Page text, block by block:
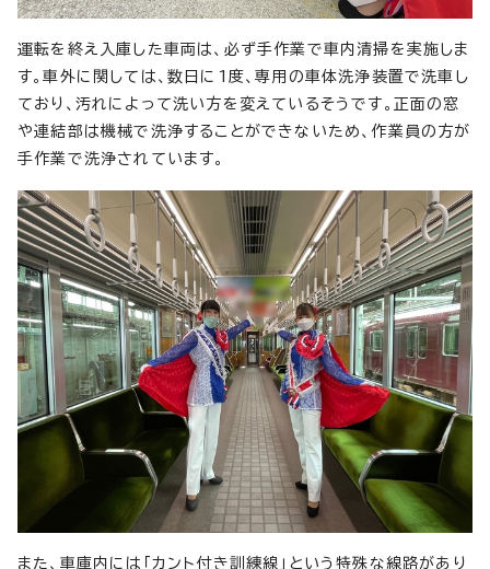
運転を終え入庫した車両は、必ず手作業で車内清掃を実施しま
す。車外に関しては、数日に1度、専用の車体洗浄装置で洗車し
ており、汚れによって洗い方を変えているそうです。正面の窓
や連結部は機械で洗浄することができないため、作業員の方が
手作業で洗浄されています。
また、車庫内には「カント付き訓練線」という特殊な線路があり